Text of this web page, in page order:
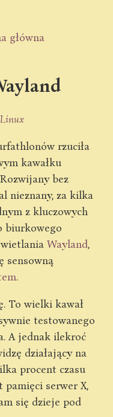
główna
Linux
rzuciła
kawałku
bez
nieznany, za kilka
z kluczowych
biurkowego
Wayland,
sensowną
.
To wielki kawał
testowanego
A jednak ilekroć
działający na
procent czasu
serwer X,
się dzieje pod